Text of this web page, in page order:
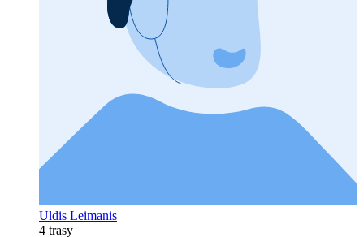
Uldis Leimanis
4 trasy